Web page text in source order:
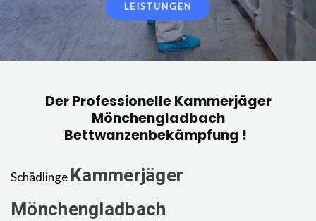
LEISTUNGEN
Der Professionelle Kammerjäger
Mönchengladbach
Bettwanzenbekämpfung !
Schädlinge Kammerjäger
Mönchengladbach